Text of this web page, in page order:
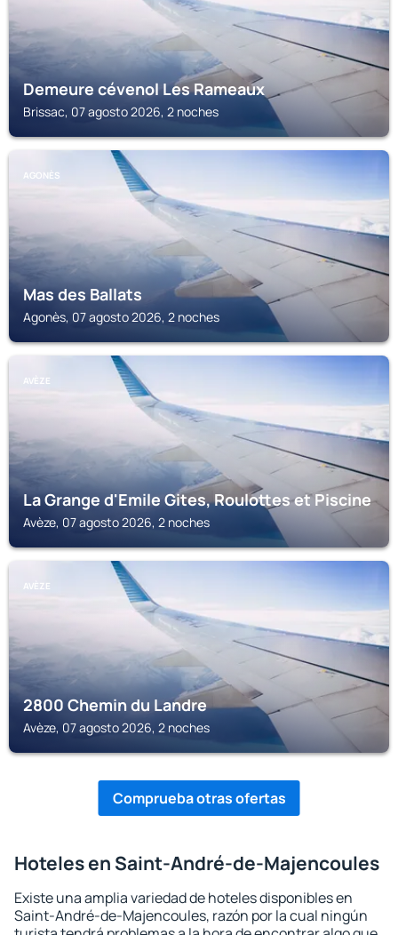
Demeure cévenol Les Rameaux
Brissac, 07 agosto 2026, 2 noches
AGONÈS
Mas des Ballats
Agonès, 07 agosto 2026, 2 noches
AVÈZE
La Grange d'Emile Gites, Roulottes et Piscine
Avèze, 07 agosto 2026, 2 noches
AVÈZE
2800 Chemin du Landre
Avèze, 07 agosto 2026, 2 noches
Comprueba otras ofertas
Hoteles en Saint-André-de-Majencoules
Existe una amplia variedad de hoteles disponibles en
Saint-André-de-Majencoules, razón por la cual ningún